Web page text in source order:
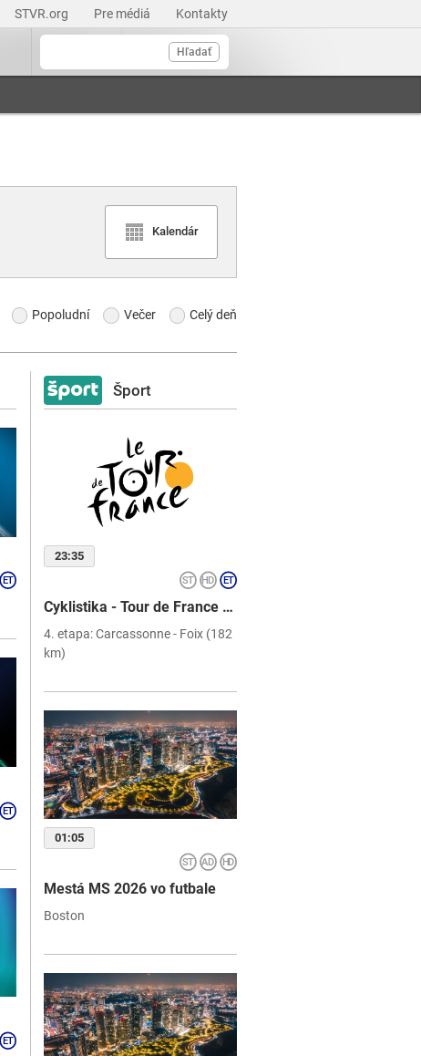
STVR.org Pre médiá Kontakty
Hľadať
Kalendár
Popoludní Večer Celý deň
Šport
23:35
Cyklistika - Tour de France 2026
4. etapa: Carcassonne - Foix (182
km)
01:05
Mestá MS 2026 vo futbale
Boston